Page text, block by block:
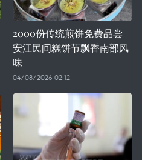
2000份传统煎饼免费品尝
安江民间糕饼节飘香南部风
味
04/08/2026 02:12